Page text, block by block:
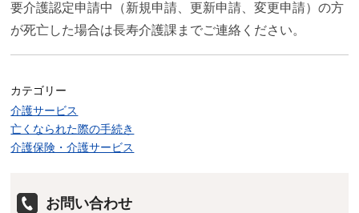
要介護認定申請中（新規申請、更新申請、変更申請）の方
が死亡した場合は長寿介護課までご連絡ください。
カテゴリー
介護サービス
亡くなられた際の手続き
介護保険・介護サービス
お問い合わせ